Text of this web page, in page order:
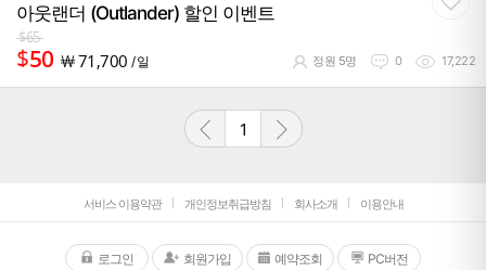
아웃랜더 (Outlander) 할인 이벤트
$65
$50 ￦71,700 / 일 정원 5명 0 17,222
1
서비스 이용약관 개인정보취급방침 회사소개 이용안내
로그인 회원가입 예약조회 PC버전